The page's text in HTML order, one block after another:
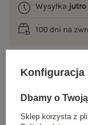
Wysyłka jutro
100 dni na
Konfiguracja
Dbamy o
Sklep korzysta z